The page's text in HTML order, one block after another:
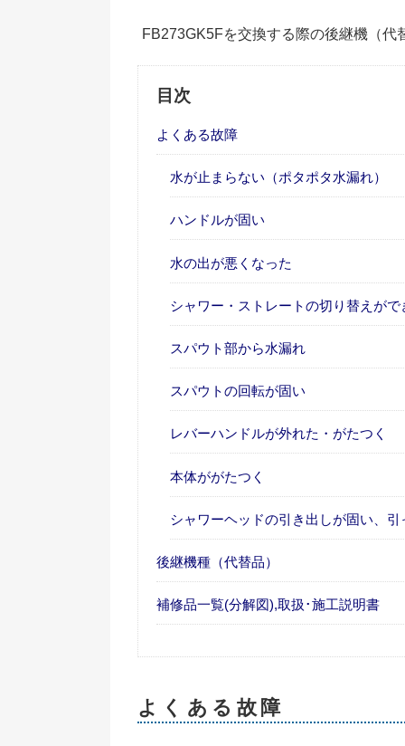
FB273GK5Fを交換する際の後継機（代
目次
よくある故障
水が止まらない（ポタポタ水漏れ）
ハンドルが固い
水の出が悪くなった
シャワー・ストレートの切り替えがで
スパウト部から水漏れ
スパウトの回転が固い
レバーハンドルが外れた・がたつく
本体ががたつく
シャワーヘッドの引き出しが固い、引
後継機種（代替品）
補修品一覧(分解図),取扱･施工説明書
よくある故障